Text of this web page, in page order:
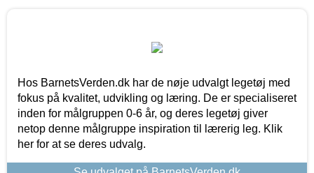
Hos BarnetsVerden.dk har de nøje udvalgt legetøj med
fokus på kvalitet, udvikling og læring. De er specialiseret
inden for målgruppen 0-6 år, og deres legetøj giver
netop denne målgruppe inspiration til lærerig leg. Klik
her for at se deres udvalg.